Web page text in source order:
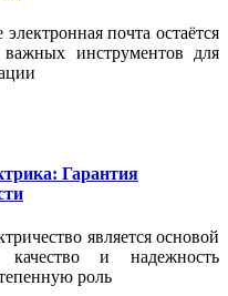
почта остаётся
инструментов для
Гарантия
является основой
и надежность
роль